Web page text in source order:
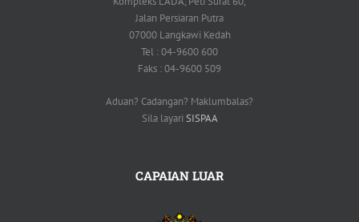
Jalan Persiaran Putra
07000 Langkawi Kedah
Tel : 04-9600 600
Faks : 04-9600 509
Aduan? Cadangan? Maklumbalas?
Sila layari SISPAA
CAPAIAN LUAR